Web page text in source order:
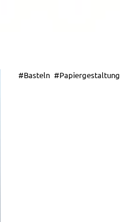
#Basteln #Papiergestaltung